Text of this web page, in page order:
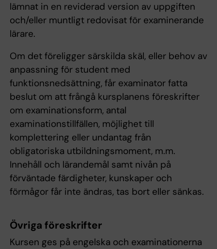
lämnat in en reviderad version av uppgiften
och/eller muntligt redovisat för examinerande
lärare.
Om det föreligger särskilda skäl, eller behov av
anpassning för student med
funktionsnedsättning, får examinator fatta
beslut om att frångå kursplanens föreskrifter
om examinationsform, antal
examinationstillfällen, möjlighet till
komplettering eller undantag från
obligatoriska utbildningsmoment, m.m.
Innehåll och lärandemål samt nivån på
förväntade färdigheter, kunskaper och
förmågor får inte ändras, tas bort eller sänkas.
Övriga föreskrifter
Kursen ges på engelska och examinationerna